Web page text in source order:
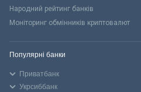
Народний рейтинг банків
Моніторинг обмінників криптовалют
Популярні банки
Приватбанк
Укрсиббанк